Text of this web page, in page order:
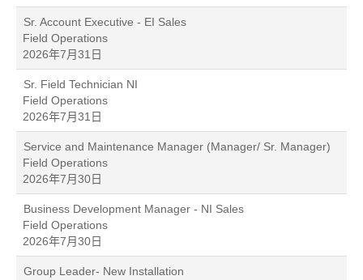
Sr. Account Executive - EI Sales
Field Operations
2026年7月31日
Sr. Field Technician NI
Field Operations
2026年7月31日
Service and Maintenance Manager (Manager/ Sr. Manager)
Field Operations
2026年7月30日
Business Development Manager - NI Sales
Field Operations
2026年7月30日
Group Leader- New Installation